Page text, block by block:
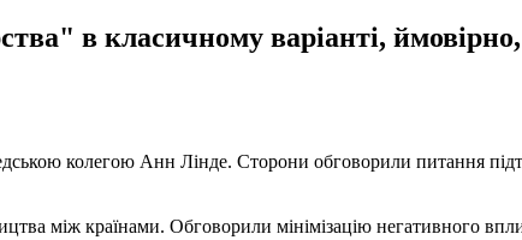
в класичному варіанті, ймовірно,
колегою Анн Лінде. Сторони обговорили питання
між країнами. Обговорили мінімізацію негативного